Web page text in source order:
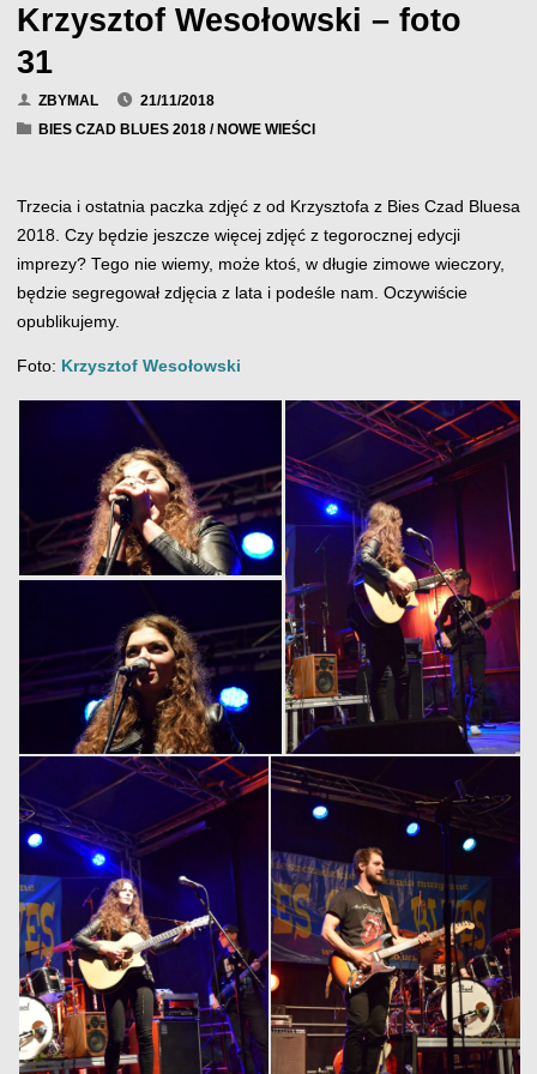
Krzysztof Wesołowski – foto
31
ZBYMAL
21/11/2018
BIES CZAD BLUES 2018 / NOWE WIEŚCI
Trzecia i ostatnia paczka zdjęć z od Krzysztofa z Bies Czad Bluesa
2018. Czy będzie jeszcze więcej zdjęć z tegorocznej edycji
imprezy? Tego nie wiemy, może ktoś, w długie zimowe wieczory,
będzie segregował zdjęcia z lata i podeśle nam. Oczywiście
opublikujemy.
Foto: Krzysztof Wesołowski